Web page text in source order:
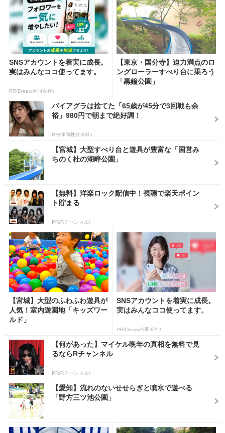
SNSアカウントを着実に成長。
実はみんなココ使ってます。
PR(Dreaw合同会社)
【東京・国分寺】迫力満点のロ
ングローラーすべり台に乗ろう
「黒鐘公園」
バイアグラは捨てた「65歳が45分で3回戦も余
裕」980円で朝まで絶好調！
PR(健商株式会社)
【宮城】大型すべり台と遊具が豊富な「国営み
ちのく杜の湖畔公園」
【無料】洋楽ロック配信中！視聴で楽天ポイン
ト貯まる
PR(Rチャンネル)
【宮城】大型のふわふわ遊具が
人気！室内遊園地「キッズワー
ルド」
SNSアカウントを着実に成長。
実はみんなココ使ってます。
PR(Dreaw合同会社)
【何があった】マイケル晩年の真相を無料で見
るならRチャンネル
PR(Rチャンネル)
【愛知】流れのないせせらぎと噴水で遊べる
「野方三ツ池公園」